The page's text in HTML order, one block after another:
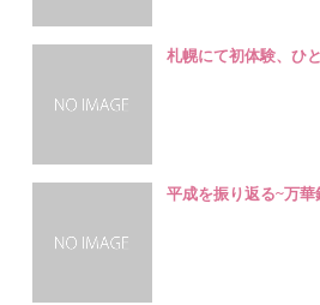
札幌にて初体験、ひ
平成を振り返る~万